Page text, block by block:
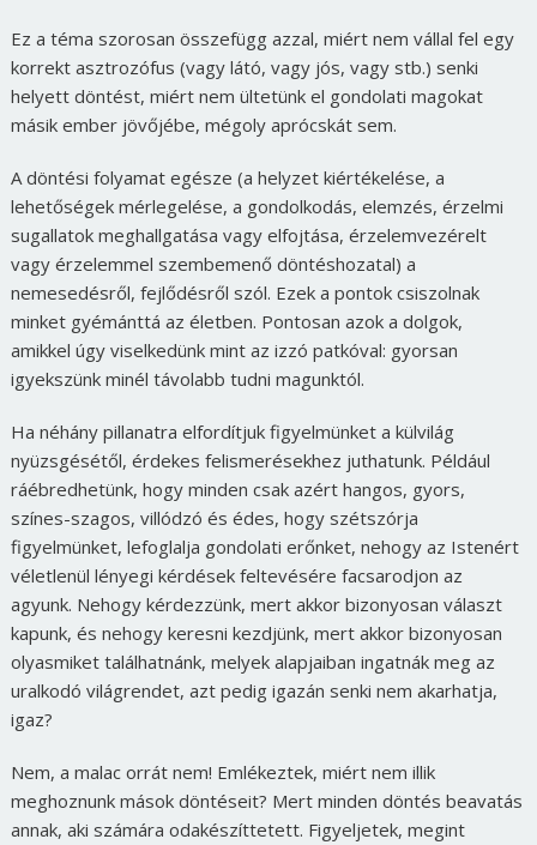
Ez a téma szorosan összefügg azzal, miért nem vállal fel egy
korrekt asztrozófus (vagy látó, vagy jós, vagy stb.) senki
helyett döntést, miért nem ültetünk el gondolati magokat
másik ember jövőjébe, mégoly aprócskát sem.
A döntési folyamat egésze (a helyzet kiértékelése, a
lehetőségek mérlegelése, a gondolkodás, elemzés, érzelmi
sugallatok meghallgatása vagy elfojtása, érzelemvezérelt
vagy érzelemmel szembemenő döntéshozatal) a
nemesedésről, fejlődésről szól. Ezek a pontok csiszolnak
minket gyémánttá az életben. Pontosan azok a dolgok,
amikkel úgy viselkedünk mint az izzó patkóval: gyorsan
igyekszünk minél távolabb tudni magunktól.
Ha néhány pillanatra elfordítjuk figyelmünket a külvilág
nyüzsgésétől, érdekes felismerésekhez juthatunk. Például
ráébredhetünk, hogy minden csak azért hangos, gyors,
színes-szagos, villódzó és édes, hogy szétszórja
figyelmünket, lefoglalja gondolati erőnket, nehogy az Istenért
véletlenül lényegi kérdések feltevésére facsarodjon az
agyunk. Nehogy kérdezzünk, mert akkor bizonyosan választ
kapunk, és nehogy keresni kezdjünk, mert akkor bizonyosan
olyasmiket találhatnánk, melyek alapjaiban ingatnák meg az
uralkodó világrendet, azt pedig igazán senki nem akarhatja,
igaz?
Nem, a malac orrát nem! Emlékeztek, miért nem illik
meghoznunk mások döntéseit? Mert minden döntés beavatás
annak, aki számára odakészíttetett. Figyeljetek, megint